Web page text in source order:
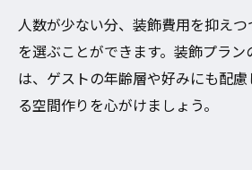
人数が少ない分、装飾費用を抑え
を選ぶことができます。装飾プラ
は、ゲストの年齢層や好みにも配
る空間作りを心がけましょう。